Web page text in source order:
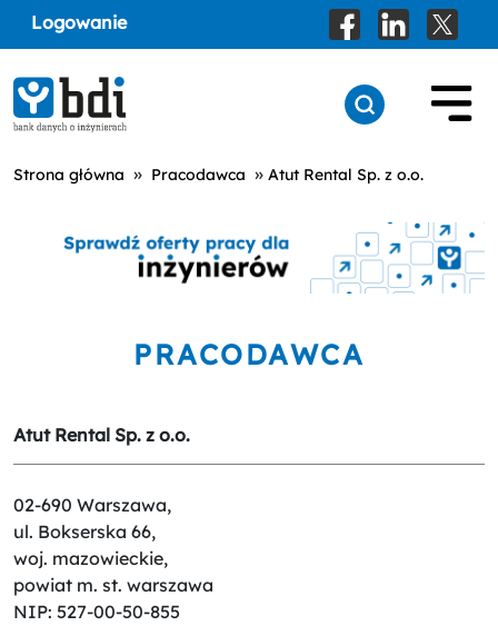
Logowanie
Strona główna » Pracodawca » Atut Rental Sp. z o.o.
PRACODAWCA
Atut Rental Sp. z o.o.
02-690 Warszawa,
ul. Bokserska 66,
woj. mazowieckie,
powiat m. st. warszawa
NIP: 527-00-50-855